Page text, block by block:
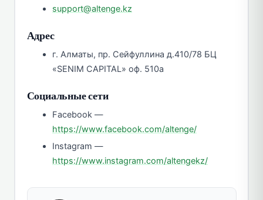
support@altenge.kz
Адрес
г. Алматы, пр. Сейфуллина д.410/78 БЦ
«SENIM CAPITAL» оф. 510а
Социальные сети
Facebook —
https://www.facebook.com/altenge/
Instagram —
https://www.instagram.com/altengekz/